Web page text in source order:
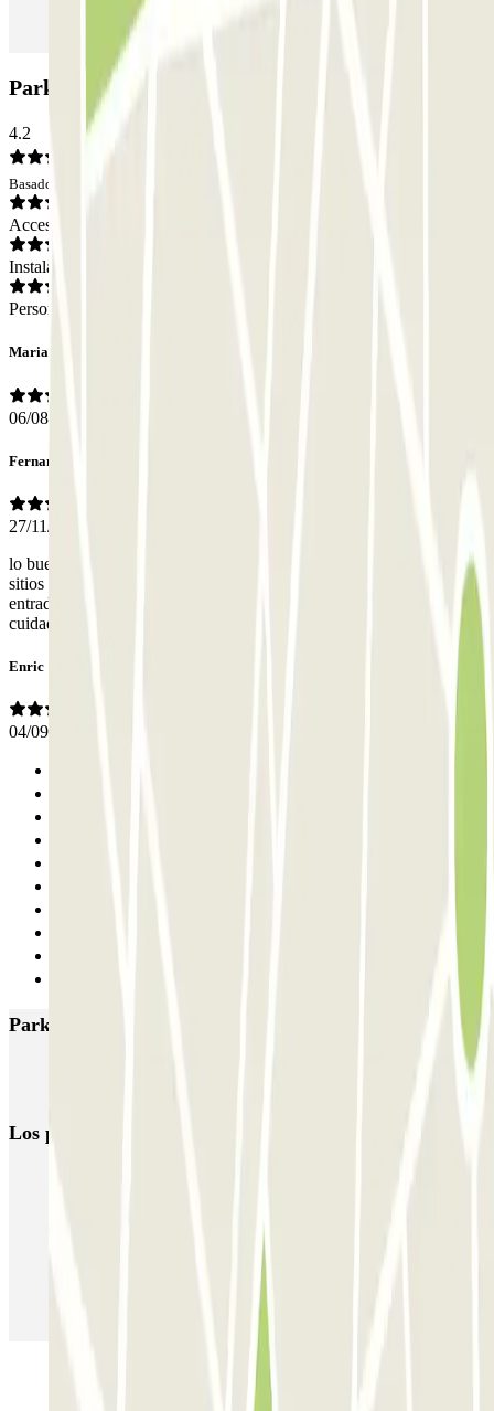
Parking APK2 Juan de Ayala: Opiniones
4.2
Basado en 23 opiniones
Acceso
Instalaciones
Personal
Maria
06/08/2025
Fernando
27/11/2024
lo bueno que entras y sales cuando quieres y sin problemas, y con
sitios de sobra. acceso peatonal bueno. lo que se podría mejorar es la
entrada y la salida al parking, son un poco justas y si no andas con
cuidado puedes pegar con el coche en la pared.
Enric
04/09/2024
Parkings más valorados en Vitoria-Gasteiz
Los parkings
Parking en Aeropuerto Barcelona
Parking en Sants - Estación de Barcelona